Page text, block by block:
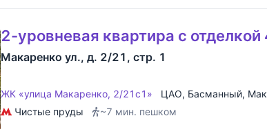
2-уровневая квартира с
Макаренко ул., д. 2/21, стр. 1
ЖК «улица Макаренко, 2/21с1» ЦАО, Басманный,
Чистые пруды
~7 мин. пешком